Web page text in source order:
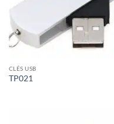
CLÉS USB
TP021